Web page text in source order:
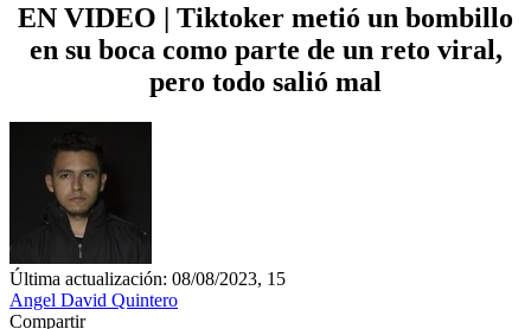
EN VIDEO | Tiktoker metió un bombillo
en su boca como parte de un reto viral,
pero todo salió mal
Última actualización: 08/08/2023, 15
Angel David Quintero
Compartir